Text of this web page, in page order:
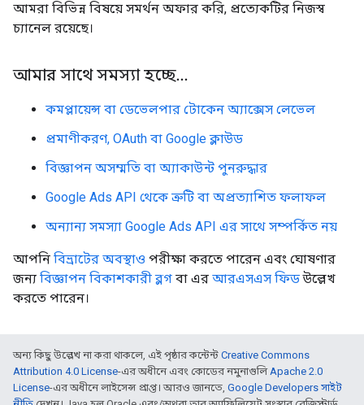
আমরা বিভিন্ন বিষয়ে সমর্থন অফার করি, প্রত্যেকটির নিজস্ব
চ্যানেল রয়েছে।
আমার সাথে সমস্যা হচ্ছে...
কমপ্লায়েন্স বা ডেভেলপার টোকেন অ্যাক্সেস লেভেল
প্রমাণীকরণ, OAuth বা Google ক্লাউড
বিজ্ঞাপন অসম্মতি বা অ্যাকাউন্ট পুনরুদ্ধার
Google Ads API থেকে ত্রুটি বা অপ্রত্যাশিত ফলাফল
অন্যান্য সমস্যা Google Ads API এর সাথে সম্পর্কিত নয়
আপনি বিভ্রাটের অবস্থাও পরীক্ষা করতে পারেন এবং ঘোষণার
জন্য বিজ্ঞাপন বিকাশকারী ব্লগ বা এর আরএসএস ফিডউল্লেখ
করতে পারেন।
অন্য কিছু উল্লেখ না করা থাকলে, এই পৃষ্ঠার কন্টেন্ট Creative Commons
Attribution 4.0 License-এর অধীনে এবং কোডের নমুনাগুলিApache 2.0
License-এর অধীনে লাইসেন্স প্রাপ্ত। আরও জানতে, Google Developers সাইট